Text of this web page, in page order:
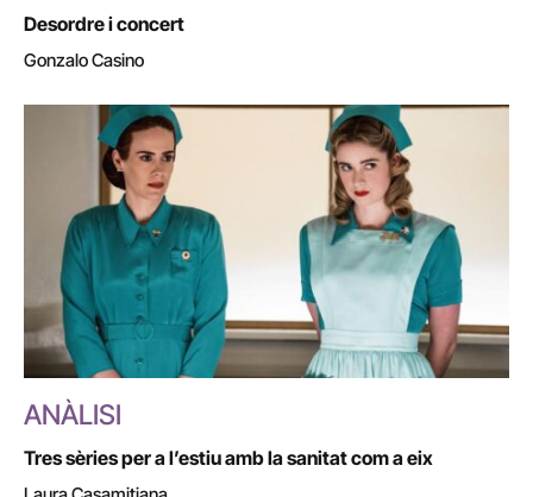
Desordre i concert
Gonzalo Casino
ANÀLISI
Tres sèries per a l’estiu amb la sanitat com a eix